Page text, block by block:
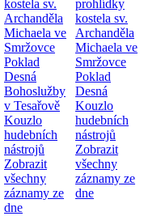
kostela sv.
Archanděla
Michaela ve
Smržovce
Poklad
Desná
Bohoslužby
v Tesařově
Kouzlo
hudebních
nástrojů
Zobrazit
všechny
záznamy ze
dne
prohlídky
kostela sv.
Archanděla
Michaela ve
Smržovce
Poklad
Desná
Kouzlo
hudebních
nástrojů
Zobrazit
všechny
záznamy ze
dne